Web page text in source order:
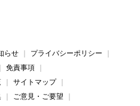
らせ
プライバシーポリシー
免責事項
サイトマップ
ご意見・ご要望